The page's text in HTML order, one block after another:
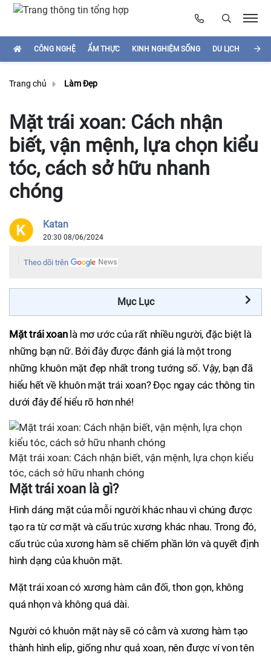
CÔNG NGHỆ ẨM THỰC KINH NGHIỆM SỐNG DU LỊCH
Trang chủ Làm Đẹp
Mặt trái xoan: Cách nhận
biết, vận mệnh, lựa chọn kiểu
tóc, cách sở hữu nhanh
chóng
Katan
20:30 08/06/2024
Theo dõi trên
Mục Lục
Mặt trái xoanlà mơ ước của rất nhiều người, đặc biệt là
những bạn nữ. Bởi đây được đánh giá là một trong
những khuôn mặt đẹp nhất trong tướng số. Vậy, bạn đã
hiểu hết về khuôn mặt trái xoan? Đọc ngay các thông tin
dưới đây để hiểu rõ hơn nhé!
Mặt trái xoan: Cách nhận biết, vận mệnh, lựa chọn kiểu
tóc, cách sở hữu nhanh chóng
Mặt trái xoan là gì?
Hình dáng mặt của mỗi người khác nhau vì chúng được
tạo ra từ cơ mặt và cấu trúc xương khác nhau. Trong đó,
cấu trúc của xương hàm sẽ chiếm phần lớn và quyết định
hình dạng của khuôn mặt.
Mặt trái xoan có xương hàm cân đối, thon gọn, không
quá nhọn và không quá dài.
Người có khuôn mặt này sẽ có cằm và xương hàm tạo
thành hình elip, giống như quả xoan, nên được ví von tên